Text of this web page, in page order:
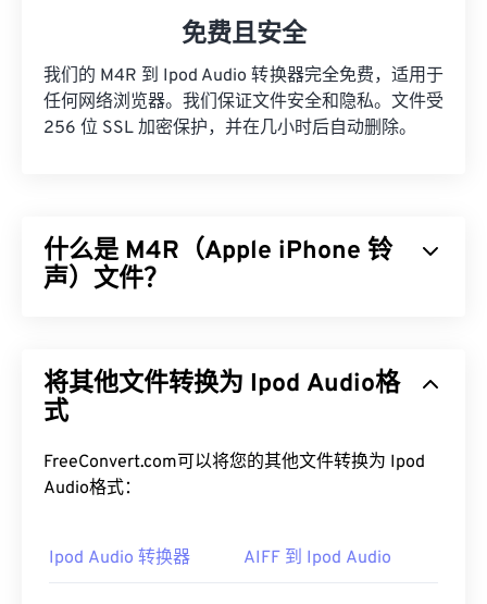
免费且安全
我们的 M4R 到 Ipod Audio 转换器完全免费，适用于
任何网络浏览器。我们保证文件安全和隐私。文件受
256 位 SSL 加密保护，并在几小时后自动删除。
什么是 M4R（Apple iPhone 铃
声）文件？
秒。M4R 和 MPEG 4 音频 (M4A) 之间的唯一区别在
于文件扩展名，这使得 iPhone 能够识别 M4R 是铃
如何打开 M4R 文件？
式，默认情况下在iTunes
中打开。
将其他文件转换为 Ipod Audio格
式
FreeConvert.com可以将您的其他文件转换为 Ipod
Audio格式：
Ipod Audio 转换器 AIFF 到 Ipod Audio